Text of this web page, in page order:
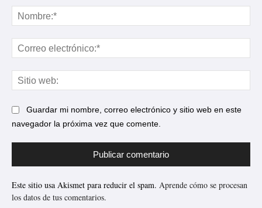
Guardar mi nombre, correo electrónico y sitio web en este
navegador la próxima vez que comente.
Este sitio usa Akismet para reducir el spam. Aprende cómo se procesan
los datos de tus comentarios.